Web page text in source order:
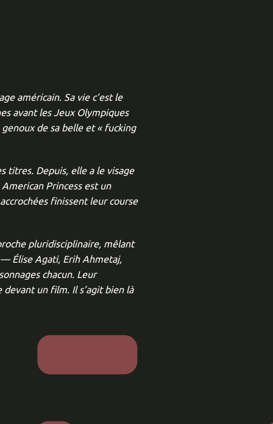
américain. Sa vie c’est le
avant les Jeux Olympiques
de sa belle et « fucking
titres. Depuis, elle a le visage
Princess est un
finissent leur course
pluridisciplinaire, mêlant
Élise Agati, Erih Ahmetaj,
chacun. Leur
un film. Il s’agit bien là